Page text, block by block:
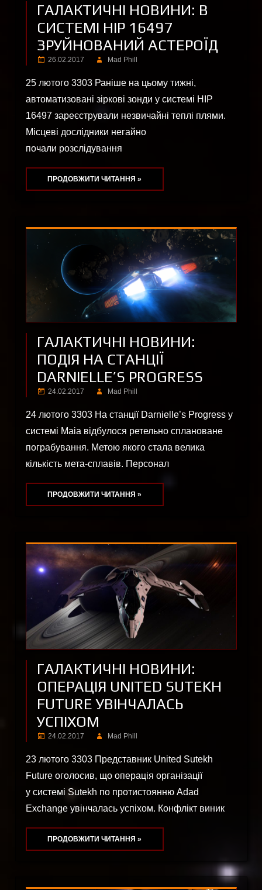
ГАЛАКТИЧНІ НОВИНИ: В
СИСТЕМІ HIP 16497
ЗРУЙНОВАНИЙ АСТЕРОЇД
26.02.2017 Mad Phill
25 лютого 3303 Раніше на цьому тижні,
автоматизовані зіркові зонди у системі HIP
16497 зареєстрували незвичайні теплі плями.
Місцеві дослідники негайно
почали розслідування
ПРОДОВЖИТИ ЧИТАННЯ »
ГАЛАКТИЧНІ НОВИНИ:
ПОДІЯ НА СТАНЦІЇ
DARNIELLE’S PROGRESS
24.02.2017 Mad Phill
24 лютого 3303 На станції Darnielle’s Progress у
системі Maia відбулося ретельно сплановане
пограбування. Метою якого стала велика
кількість мета-сплавів. Персонал
ПРОДОВЖИТИ ЧИТАННЯ »
ГАЛАКТИЧНІ НОВИНИ:
ОПЕРАЦІЯ UNITED SUTEKH
FUTURE УВІНЧАЛАСЬ
УСПІХОМ
24.02.2017 Mad Phill
23 лютого 3303 Представник United Sutekh
Future оголосив, що операція організації
у системі Sutekh по протистоянню Adad
Exchange увінчалась успіхом. Конфлікт виник
ПРОДОВЖИТИ ЧИТАННЯ »